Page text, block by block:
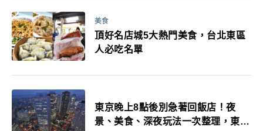
美食
頂好名店城5大熱門美食，台北東區
人必吃名單
東京晚上8點後別急著回飯店！夜
景、美食、深夜玩法一次整理，東京